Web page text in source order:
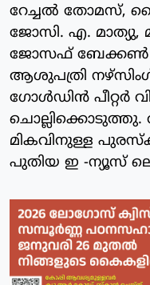
റേച്ചൽ തോമസ്,
ജോസി. എ. മാത്യു,
ജോസഫ് ബേക്കൺ
ആശുപത്രി നഴ്സിംഗ്
ഗോൾഡിൻ പീറ്റർ
ചൊല്ലിക്കൊടുത്തു.
മികവിനുള്ള
പുതിയ ഇ -ന്യൂസ്